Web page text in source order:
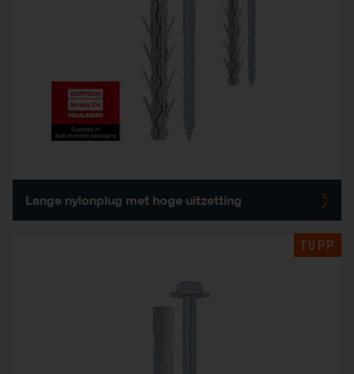
Lange nylonplug met hoge uitzetting
TUPP